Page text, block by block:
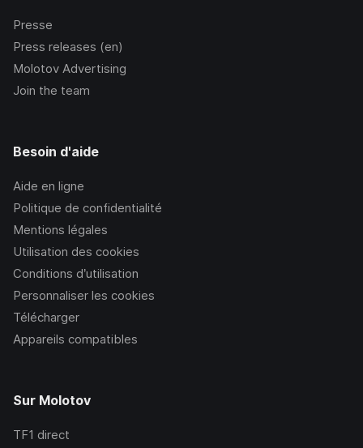
Presse
Press releases (en)
Molotov Advertising
Join the team
Besoin d'aide
Aide en ligne
Politique de confidentialité
Mentions légales
Utilisation des cookies
Conditions d’utilisation
Personnaliser les cookies
Télécharger
Appareils compatibles
Sur Molotov
TF1 direct